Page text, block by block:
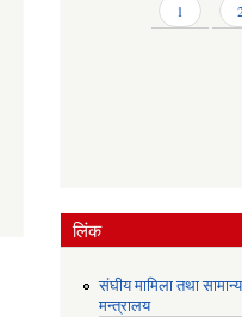
1
लिंक
संघीय मामिला तथा
मन्त्रालय